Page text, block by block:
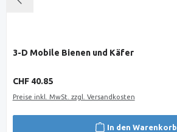
3-D Mobile Bienen und Käfer
Regulärer Preis:
CHF 40.85
Preise inkl. MwSt. zzgl. Versandkosten
In den Warenkorb